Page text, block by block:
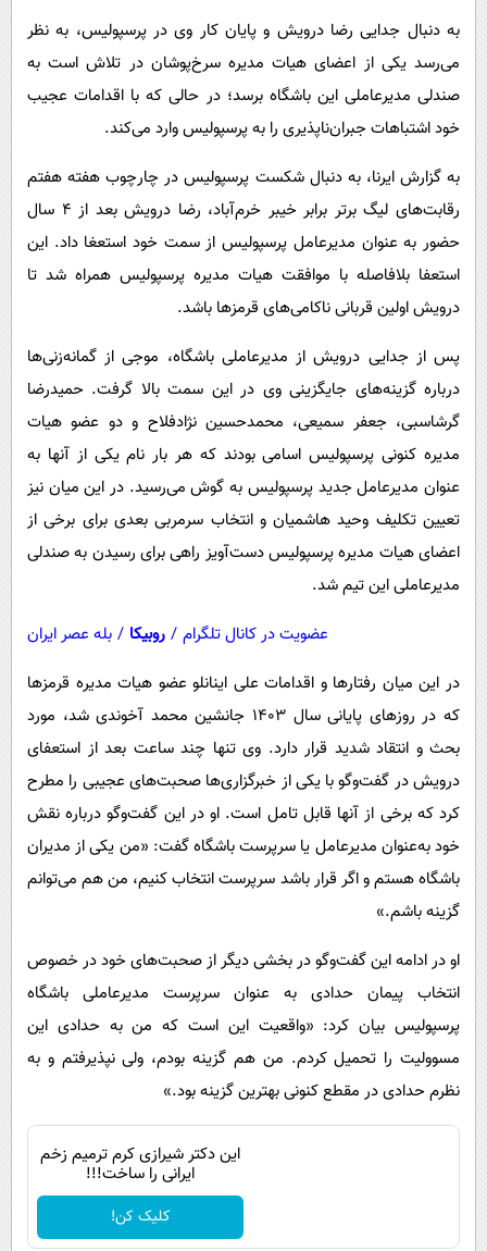
گوناگون
حوادث
محیط زیست
سلامت
فرهنگی
دانلود
به دنبال جدایی رضا درویش و پایان کار وی در پرسپولیس، به نظر
می‌رسد یکی از اعضای هیات مدیره سرخ‌پوشان در تلاش است به
صندلی مدیرعاملی این باشگاه برسد؛ در حالی که با اقدامات عجیب
خود اشتباهات جبران‌ناپذیری را به پرسپولیس وارد می‌کند.
به گزارش ایرنا، به دنبال شکست پرسپولیس در چارچوب هفته هفتم
رقابت‌های لیگ برتر برابر خیبر خرم‌آباد، رضا درویش بعد از ۴ سال
حضور به عنوان مدیرعامل پرسپولیس از سمت خود استعغا داد. این
استعفا بلافاصله با موافقت هیات مدیره پرسپولیس همراه شد تا
درویش اولین قربانی ناکامی‌های قرمزها باشد.
پس از جدایی درویش از مدیرعاملی باشگاه، موجی از گمانه‌زنی‌ها
درباره گزینه‌های جایگزینی وی در این سمت بالا گرفت. حمیدرضا
گرشاسبی، جعفر سمیعی، محمدحسین نژادفلاح و دو عضو هیات
مدیره کنونی پرسپولیس اسامی بودند که هر بار نام یکی از آنها به
عنوان مدیرعامل جدید پرسپولیس به گوش می‌رسید. در این میان نیز
تعیین تکلیف وحید هاشمیان و انتخاب سرمربی بعدی برای برخی از
اعضای هیات مدیره پرسپولیس دست‌آویز راهی برای رسیدن به صندلی
مدیرعاملی این تیم شد.
عضویت در کانال تلگرام / روبیکا / بله عصر ایران
در این میان رفتارها و اقدامات علی اینانلو عضو هیات مدیره قرمزها
که در روزهای پایانی سال ۱۴۰۳ جانشین محمد آخوندی شد، مورد
بحث و انتقاد شدید قرار دارد. وی تنها چند ساعت بعد از استعفای
درویش در گفت‌وگو با یکی از خبرگزاری‌ها صحبت‌های عجیبی را مطرح
کرد که برخی از آنها قابل تامل است. او در این گفت‌وگو درباره نقش
خود به‌عنوان مدیرعامل یا سرپرست باشگاه گفت: «من یکی از مدیران
باشگاه هستم و اگر قرار باشد سرپرست انتخاب کنیم، من هم می‌توانم
گزینه باشم.»
او در ادامه این گفت‌وگو در بخشی دیگر از صحبت‌های خود در خصوص
انتخاب پیمان حدادی به عنوان سرپرست مدیرعاملی باشگاه
پرسپولیس بیان کرد: «واقعیت این است که من به حدادی این
مسوولیت را تحمیل کردم. من هم گزینه بودم، ولی نپذیرفتم و به
نظرم حدادی در مقطع کنونی بهترین گزینه بود.»
این دکتر شیرازی کرم ترمیم زخم
ایرانی را ساخت!!!
کلیک کن!